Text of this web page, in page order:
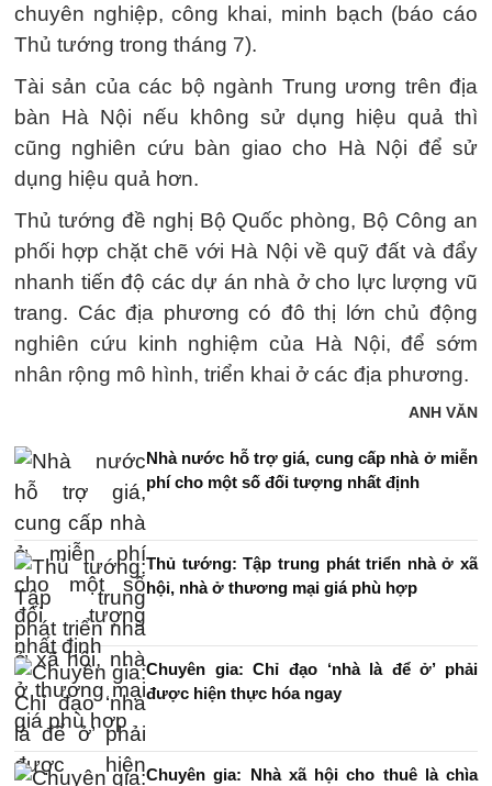
chuyên nghiệp, công khai, minh bạch (báo cáo
Thủ tướng trong tháng 7).
Tài sản của các bộ ngành Trung ương trên địa
bàn Hà Nội nếu không sử dụng hiệu quả thì
cũng nghiên cứu bàn giao cho Hà Nội để sử
dụng hiệu quả hơn.
Thủ tướng đề nghị Bộ Quốc phòng, Bộ Công an
phối hợp chặt chẽ với Hà Nội về quỹ đất và đẩy
nhanh tiến độ các dự án nhà ở cho lực lượng vũ
trang. Các địa phương có đô thị lớn chủ động
nghiên cứu kinh nghiệm của Hà Nội, để sớm
nhân rộng mô hình, triển khai ở các địa phương.
ANH VĂN
Nhà nước hỗ trợ giá, cung cấp nhà ở miễn
phí cho một số đối tượng nhất định
Thủ tướng: Tập trung phát triển nhà ở xã
hội, nhà ở thương mại giá phù hợp
Chuyên gia: Chỉ đạo ‘nhà là để ở’ phải
được hiện thực hóa ngay
Chuyên gia: Nhà xã hội cho thuê là chìa